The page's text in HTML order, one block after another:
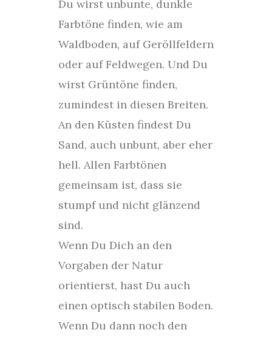
Du wirst unbunte, dunkle
Farbtöne finden, wie am
Waldboden, auf Geröllfeldern
oder auf Feldwegen. Und Du
wirst Grüntöne finden,
zumindest in diesen Breiten.
An den Küsten findest Du
Sand, auch unbunt, aber eher
hell. Allen Farbtönen
gemeinsam ist, dass sie
stumpf und nicht glänzend
sind.
Wenn Du Dich an den
Vorgaben der Natur
orientierst, hast Du auch
einen optisch stabilen Boden.
Wenn Du dann noch den